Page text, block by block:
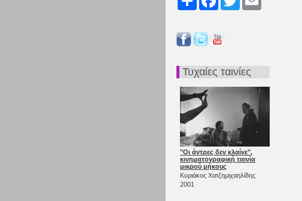
Τυχαίες ταινίες
"Οι άντρες δεν κλαίνε",
κινηματογραφική ταινία
μικρού μήκους
Κυριάκος Χατζημιχαηλίδης
2001